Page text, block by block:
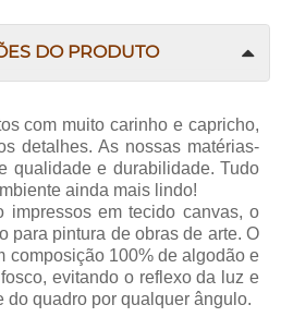
DO PRODUTO
com muito carinho e capricho,
detalhes. As nossas matérias-
qualidade e durabilidade. Tudo
ainda mais lindo!
impressos em tecido canvas, o
para pintura de obras de arte. O
composição 100% de algodão e
evitando o reflexo da luz e
quadro por qualquer ângulo.